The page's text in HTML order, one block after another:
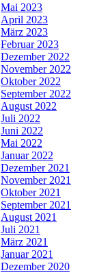
Mai 2023
April 2023
März 2023
Februar 2023
Dezember 2022
November 2022
Oktober 2022
September 2022
August 2022
Juli 2022
Juni 2022
Mai 2022
Januar 2022
Dezember 2021
November 2021
Oktober 2021
September 2021
August 2021
Juli 2021
März 2021
Januar 2021
Dezember 2020